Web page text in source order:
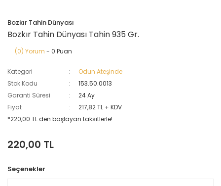
Bozkır Tahin Dünyası
Bozkır Tahin Dünyası Tahin 935 Gr.
(0) Yorum - 0 Puan
Kategori
Odun Ateşinde
Stok Kodu
153.50.0013
Garanti Süresi
24 Ay
Fiyat
217,82 TL + KDV
*220,00 TL den başlayan taksitlerle!
220,00 TL
Seçenekler